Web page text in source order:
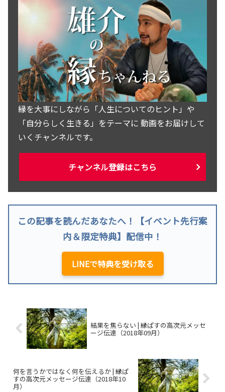
縁を大事にしながら「人生についてのヒント」や
「自分らしく生きる」をテーマに 動画をお届けして
いくチャンネルです。
チャンネル登録はこちら
この記事を読んだあなたへ！【イベント先行案
内＆限定特典】配信中！
LINEで特典を受け取る
結果を焦らない | 縁ぱすの高次元メッセ
ージ伝達（2018年09月）
何を言うかではなく何を伝えるか | 縁ぱ
すの高次元メッセージ伝達（2018年10
月）